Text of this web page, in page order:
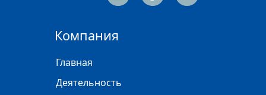
Компания
Главная
Деятельность